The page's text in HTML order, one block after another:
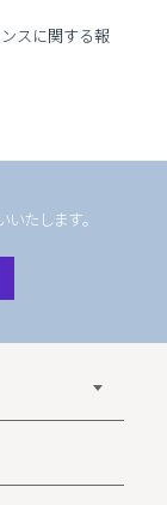
スに関する報
たします。